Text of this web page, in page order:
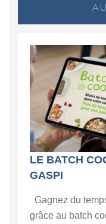
LE BATCH
GASPI
Gagnez du
grâce au batch